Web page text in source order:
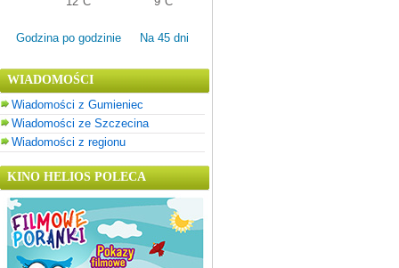
Godzina po godzinie Na 45 dni
WIADOMOŚCI
Wiadomości z Gumieniec
Wiadomości ze Szczecina
Wiadomości z regionu
KINO HELIOS POLECA